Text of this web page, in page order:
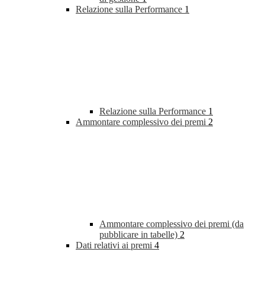
Relazione sulla Performance 1
Relazione sulla Performance 1
Ammontare complessivo dei premi 2
Ammontare complessivo dei premi (da
pubblicare in tabelle) 2
Dati relativi ai premi 4